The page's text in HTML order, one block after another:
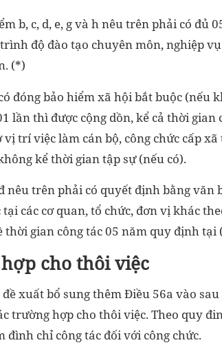
b, c, d, e, g và h nêu trên phải có đủ
độ đào tạo chuyên môn, nghiệp
(*)
đóng bảo hiểm xã hội bắt buộc (nếu
lần thì được cộng dồn, kể cả thời gian
trí việc làm cán bộ, công chức cấp
kể thời gian tập sự (nếu có).
trên phải có quyết định bằng văn
các cơ quan, tổ chức, đơn vị khác
thời gian công tác 05 năm quy định tại
cho thôi việc
xuất bổ sung thêm Điều 56a vào
trường hợp cho thôi việc. Theo quy
chỉ công tác đối với công chức.